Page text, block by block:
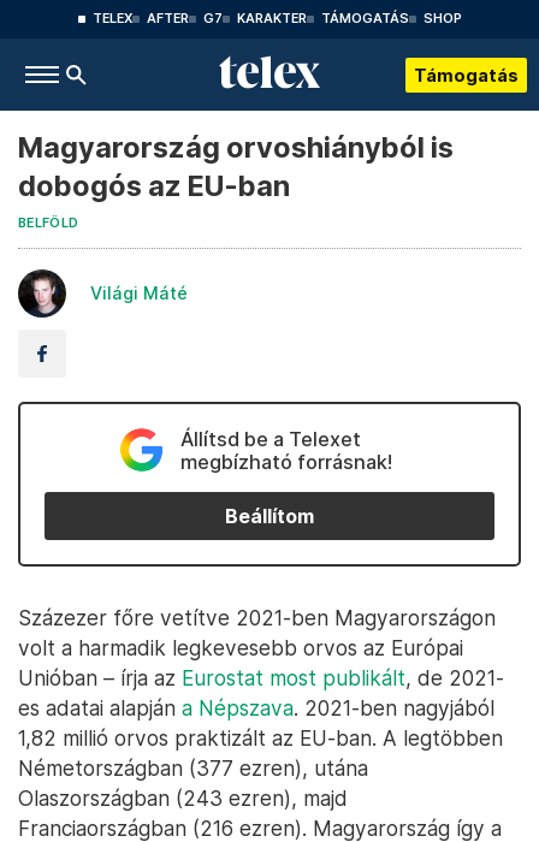
TELEX AFTER G7 KARAKTER TÁMOGATÁS SHOP
Támogatás
Magyarország orvoshiányból is
dobogós az EU-ban
BELFÖLD
Világi Máté
Állítsd be a Telexet
megbízható forrásnak!
Beállítom
Százezer főre vetítve 2021-ben Magyarországon
volt a harmadik legkevesebb orvos az Európai
Unióban – írja az Eurostat most publikált, de 2021-
es adatai alapján a Népszava. 2021-ben nagyjából
1,82 millió orvos praktizált az EU-ban. A legtöbben
Németországban (377 ezren), utána
Olaszországban (243 ezren), majd
Franciaországban (216 ezren). Magyarország így a